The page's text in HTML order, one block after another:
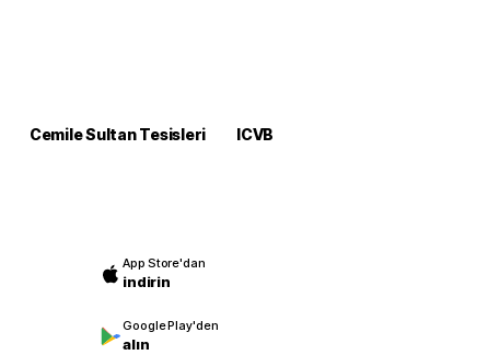
Cemile Sultan Tesisleri
ICVB
App Store'dan
indirin
Google Play'den
alın